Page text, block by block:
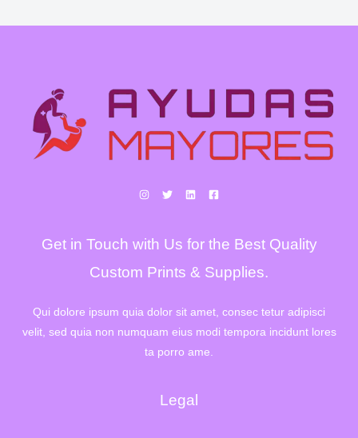
Get in Touch with Us for the Best Quality
Custom Prints & Supplies.
Qui dolore ipsum quia dolor sit amet, consec tetur adipisci
velit, sed quia non numquam eius modi tempora incidunt lores
ta porro ame.
Legal